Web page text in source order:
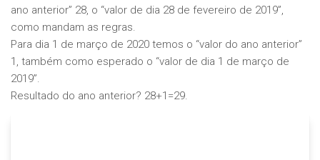
ano anterior” 28, o “valor de dia 28 de fevereiro de 2019”,
como mandam as regras.
Para dia 1 de março de 2020 temos o “valor do ano anterior”
1, também como esperado o “valor de dia 1 de março de
2019”.
Resultado do ano anterior? 28+1=29.